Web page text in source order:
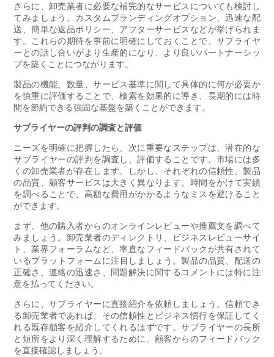
さらに、卸売業者に必要な補完的なサービスについても検討し
てみましょう。カスタムブランディングオプション、迅速な配
送、簡単な返品ポリシー、アフターサービスなどが挙げられま
す。これらの期待を事前に明確にしておくことで、サプライヤ
ーとの話し合いがより生産的になり、より良いパートナーシッ
プを築くことにつながります。
製品の機能、数量、サービス基準に関して具体的に何が必要か
を慎重に評価することで、検索を効果的に導き、長期的には時
間を節約できる強固な基盤を築くことができます。
サプライヤーの評判の調査と評価
ニーズを明確に把握したら、次に重要なステップは、潜在的な
サプライヤーの評判を調査し、評価することです。市場には多
くの卸売業者が存在します。しかし、それぞれの信頼性、製品
の品質、顧客サービスは大きく異なります。時間をかけて実績
を調べることで、高額な費用がかかるようなミスを避けること
ができます。
まず、他の購入者からのオンラインレビューや推薦文を調べて
みましょう。卸売業者のディレクトリ、ビジネスレビューサイ
ト、業界フォーラムなど、率直なフィードバックが共有されて
いるプラ​​ットフォームに注目しましょう。製品の品質、配送の
正確さ、連絡の迅速さ、問題解決に関するコメントには特に注
意を払ってください。
さらに、サプライヤーに直接紹介を依頼しましょう。信頼でき
る卸売業者であれば、その信頼性とビジネス慣行を保証してく
れる既存顧客を紹介してくれるはずです。サプライヤーの長所
と短所をより深く理解するために、顧客からのフィードバック
を直接確認しましょう。